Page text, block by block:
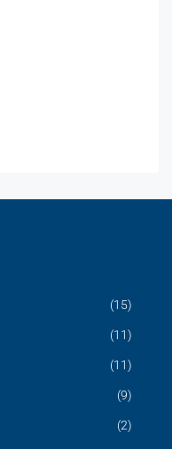
(15)
(11)
(11)
(9)
(2)